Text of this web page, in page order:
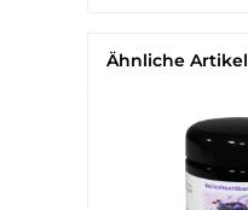
Ähnliche Artikel